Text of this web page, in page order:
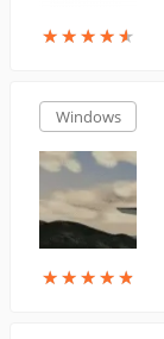
★★★★★
★★★★★
Windows
★★★★★
★★★★★